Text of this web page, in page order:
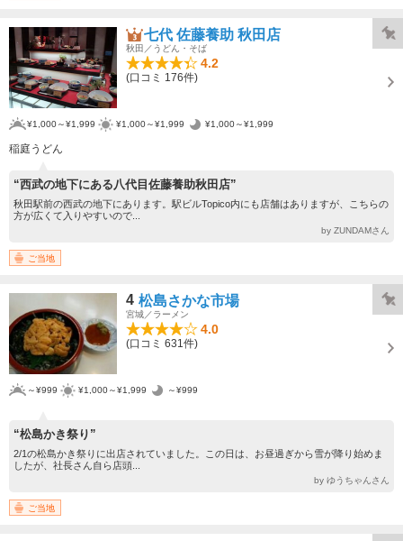
七代 佐藤養助 秋田店
秋田／うどん・そば
4.2
(口コミ 176件)
¥1,000～¥1,999 ¥1,000～¥1,999 ¥1,000～¥1,999
稲庭うどん
“西武の地下にある八代目佐藤養助秋田店”
秋田駅前の西武の地下にあります。駅ビルTopico内にも店舗はありますが、こちらの
方が広くて入りやすいので...
by ZUNDAMさん
ご当地
4 松島さかな市場
宮城／ラーメン
4.0
(口コミ 631件)
～¥999 ¥1,000～¥1,999 ～¥999
“松島かき祭り”
2/1の松島かき祭りに出店されていました。この日は、お昼過ぎから雪が降り始めま
したが、社長さん自ら店頭...
by ゆうちゃんさん
ご当地